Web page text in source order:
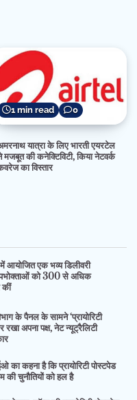
1 min read 0
यात्रा के लिए भारती एयरटेल
मजबूत की कनेक्टिविटी, किया नेटवर्क
का विस्तार
में आयोजित एक भव्य डिलीवरी
को 300 से अधिक
कीं
के पैनल के सामने ‘प्रायोरिटी
रखा अपना पक्ष, नेट न्यूट्रैलिटी
का कहना है कि प्रायोरिटी पोस्टपेड
की चुनौतियों को हल है